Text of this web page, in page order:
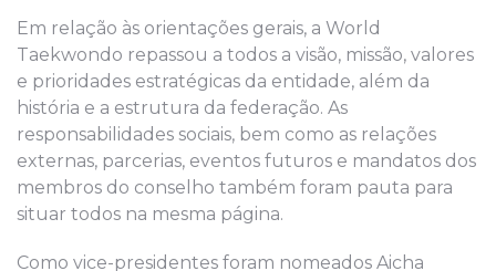
Em relação às orientações gerais, a World
Taekwondo repassou a todos a visão, missão, valores
e prioridades estratégicas da entidade, além da
história e a estrutura da federação. As
responsabilidades sociais, bem como as relações
externas, parcerias, eventos futuros e mandatos dos
membros do conselho também foram pauta para
situar todos na mesma página.
Como vice-presidentes foram nomeados Aicha